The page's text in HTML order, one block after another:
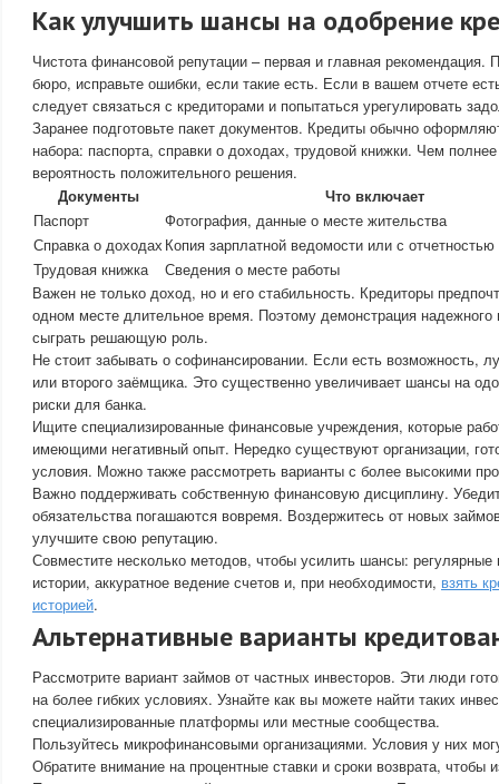
Как улучшить шансы на одобрение
Чистота финансовой репутации – первая и главная рекомендация.
бюро, исправьте ошибки, если такие есть. Если в вашем отчете
следует связаться с кредиторами и попытаться урегулировать
Заранее подготовьте пакет документов. Кредиты обычно
набора: паспорта, справки о доходах, трудовой книжки. Чем
вероятность положительного решения.
Документы
Что включает
Паспорт
Фотография, данные о месте жительства
Справка о доходах Копия зарплатной ведомости или с
Трудовая книжка
Сведения о месте работы
Важен не только доход, но и его стабильность. Кредиторы
одном месте длительное время. Поэтому демонстрация надежного
сыграть решающую роль.
Не стоит забывать о софинансировании. Если есть возможность,
или второго заёмщика. Это существенно увеличивает шансы на
риски для банка.
Ищите специализированные финансовые учреждения, которые
имеющими негативный опыт. Нередко существуют организации,
условия. Можно также рассмотреть варианты с более высокими
Важно поддерживать собственную финансовую дисциплину.
обязательства погашаются вовремя. Воздержитесь от новых
улучшите свою репутацию.
Совместите несколько методов, чтобы усилить шансы:
истории, аккуратное ведение счетов и, при необходимости, взять
историей.
Альтернативные варианты
Рассмотрите вариант займов от частных инвесторов. Эти люди
на более гибких условиях. Узнайте как вы можете найти таких
специализированные платформы или местные сообщества.
Пользуйтесь микрофинансовыми организациями. Условия у них
Обратите внимание на процентные ставки и сроки возврата, чтобы